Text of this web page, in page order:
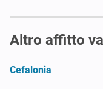
Altro affitto
Cefalonia